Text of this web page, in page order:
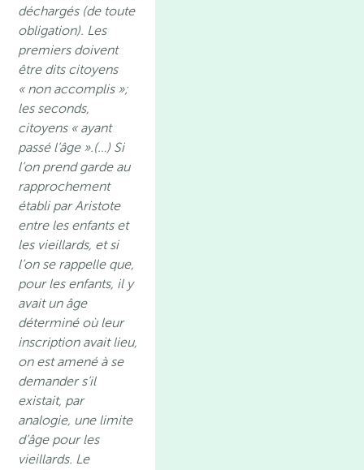
déchargés (de toute
obligation). Les
premiers doivent
être dits citoyens
« non accomplis »;
les seconds,
citoyens « ayant
passé l’âge ».(…) Si
l’on prend garde au
rapprochement
établi par Aristote
entre les enfants et
les vieillards, et si
l’on se rappelle que,
pour les enfants, il y
avait un âge
déterminé où leur
inscription avait lieu,
on est amené à se
demander s’il
existait, par
analogie, une limite
d’âge pour les
vieillards. Le